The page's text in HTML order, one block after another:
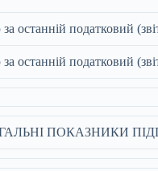
останній податковий
останній податковий
ПОКАЗНИКИ